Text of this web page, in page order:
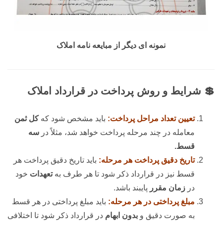
نمونه ای دیگر از مبایعه نامه املاک
💲 شرایط و روش پرداخت در قرارداد املاک
تعیین تعداد مراحل پرداخت: باید مشخص شود کهکل ثمن
معامله در چند مرحله پرداخت خواهد شد، مثلاً در سه
قسط.
تاریخ دقیق پرداخت هر مرحله: باید تاریخ دقیق پرداخت هر
قسط نیز در قرارداد ذکر شود تا هر طرف بهتعهدات خود
در زمان مقرر پایبند باشد.
مبلغ پرداختی در هر مرحله: باید مبلغ پرداختی در هر قسط
به صورت دقیق و بدون ابهام در قرارداد ذکر شود تا اختلافی